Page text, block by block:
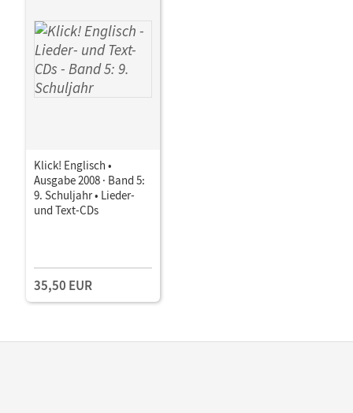
Klick! Englisch •
Ausgabe 2008 · Band 5:
9. Schuljahr • Lieder-
und Text-CDs
35,50 EUR